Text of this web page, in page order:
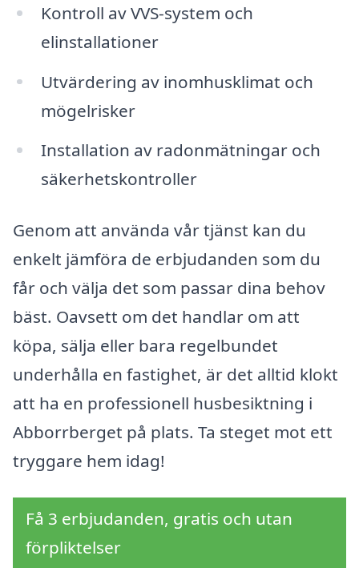
Kontroll av VVS-system och
elinstallationer
Utvärdering av inomhusklimat och
mögelrisker
Installation av radonmätningar och
säkerhetskontroller
Genom att använda vår tjänst kan du
enkelt jämföra de erbjudanden som du
får och välja det som passar dina behov
bäst. Oavsett om det handlar om att
köpa, sälja eller bara regelbundet
underhålla en fastighet, är det alltid klokt
att ha en professionell husbesiktning i
Abborrberget på plats. Ta steget mot ett
tryggare hem idag!
Få 3 erbjudanden, gratis och utan
förpliktelser